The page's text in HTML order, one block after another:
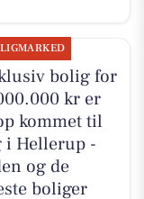
bolig for
kr er
kommet til
i Hellerup -
og de
boliger